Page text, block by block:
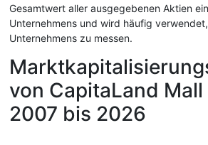
Gesamtwert aller ausgegebenen Aktien
Unternehmens und wird häufig
Unternehmens zu messen.
von CapitaLand
2007 bis 2026